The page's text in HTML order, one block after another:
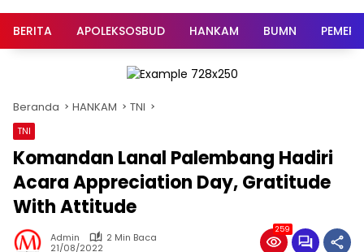
BERITA APOLEKSOSBUD HANKAM BUMN
Beranda HANKAM TNI
TNI
Komandan Lanal Palembang Hadiri
Acara Appreciation Day, Gratitude
With Attitude
Admin
2 Min Baca
21/08/2022
259